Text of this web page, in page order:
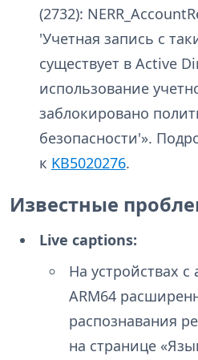
(2732):
'Учетная запись с
существует в Active
использование
заблокировано
безопасности'».
к KB5020276.
Известные
Live captions:
На устройствах с
ARM64
распознавания
на странице